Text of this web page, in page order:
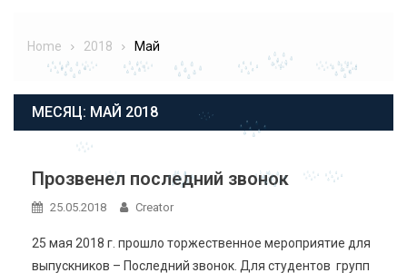
Home 2018 Май
МЕСЯЦ: МАЙ 2018
Прозвенел последний звонок
25.05.2018 Creator
25 мая 2018 г. прошло торжественное мероприятие для
выпускников – Последний звонок. Для студентов групп